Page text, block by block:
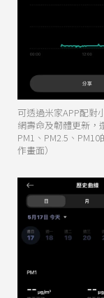
可透過米家APP配對
網壽命及韌體更新，
PM1、PM2.5、
作畫面）